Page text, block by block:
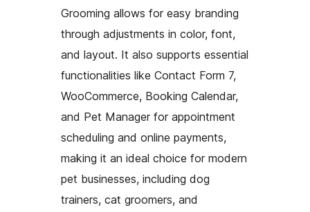
Grooming allows for easy branding
through adjustments in color, font,
and layout. It also supports essential
functionalities like Contact Form 7,
WooCommerce, Booking Calendar,
and Pet Manager for appointment
scheduling and online payments,
making it an ideal choice for modern
pet businesses, including dog
trainers, cat groomers, and